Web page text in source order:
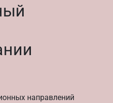
направлений